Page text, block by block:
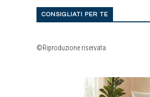
CONSIGLIATI PER TE
©Riproduzione riservata